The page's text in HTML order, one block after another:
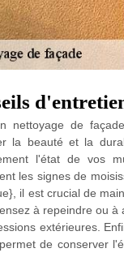
nettoyage de
la beauté et la
l'état de vos
les signes de
il est crucial de
à repeindre ou
extérieures.
de conserver